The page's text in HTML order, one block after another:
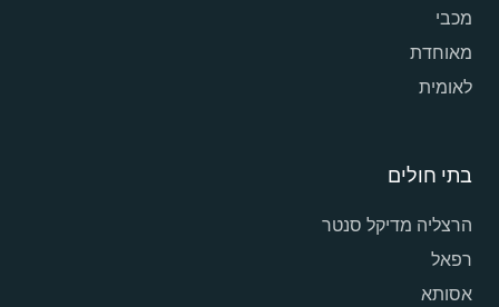
מכבי
מאוחדת
לאומית
בתי חולים
הרצליה מדיקל סנטר
רפאל
אסותא